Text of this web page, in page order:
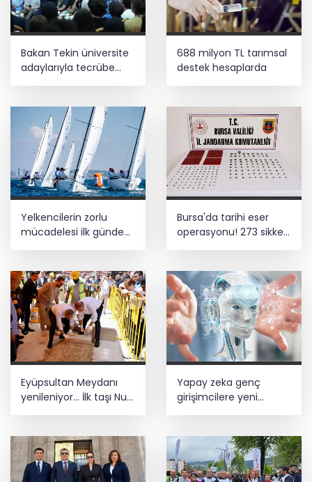
Bakan Tekin üniversite
adaylarıyla tecrübe
688 milyon TL tarımsal
destek hesaplarda
Yelkencilerin zorlu
mücadelesi ilk günde
nefes kesti
Bursa'da tarihi eser
operasyonu! 273 sikke
ve 18 obje ele geçirildi
Eyüpsultan Meydanı
yenileniyor... İlk taşı Nuri
Yapay zeka genç
girişimcilere yeni